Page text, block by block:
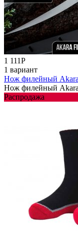
1 111Р
1 вариант
Нож филейный
Нож филейный
Распродажа